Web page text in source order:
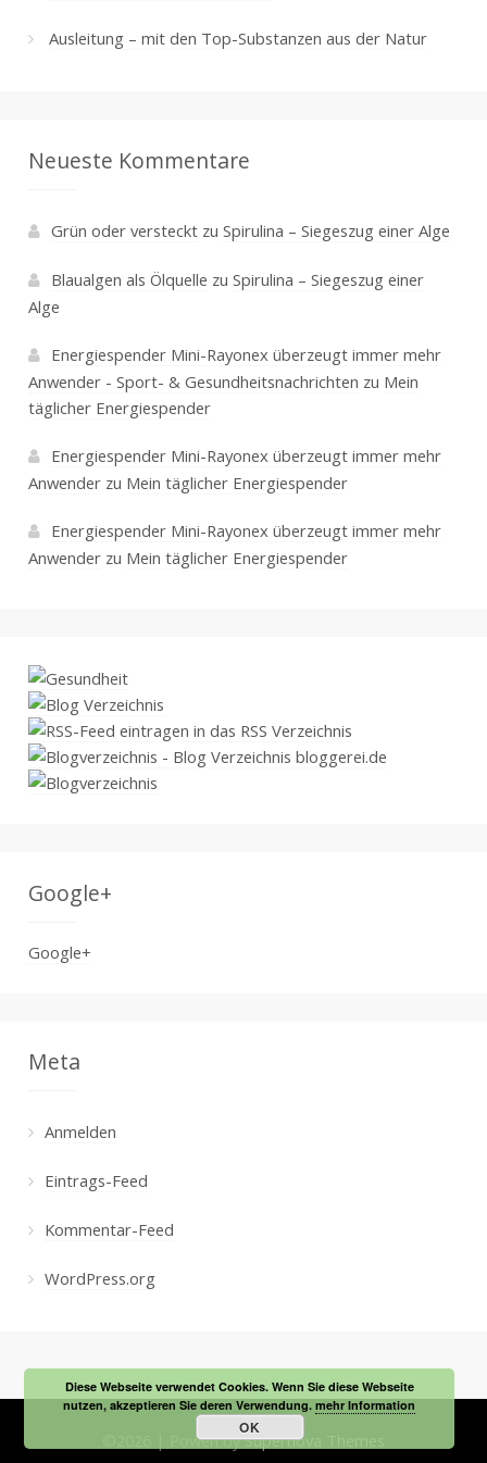
Ausleitung – mit den Top-Substanzen aus der Natur
Neueste Kommentare
Grün oder verstecktzu Spirulina – Siegeszug einer Alge
Blaualgen als Ölquelle zu Spirulina – Siegeszug einer
Alge
Energiespender Mini-Rayonex überzeugt immer mehr
Anwender - Sport- & Gesundheitsnachrichten zu Mein
täglicher Energiespender
Energiespender Mini-Rayonex überzeugt immer mehr
Anwenderzu Mein täglicher Energiespender
Energiespender Mini-Rayonex überzeugt immer mehr
Anwenderzu Mein täglicher Energiespender
Google+
Google+
Meta
Anmelden
Eintrags-Feed
Kommentar-Feed
WordPress.org
Powen by Supernova Themes
Diese Webseite verwendet Cookies. Wenn Sie diese Webseite
nutzen, akzeptieren Sie deren Verwendung.mehr Information
OK